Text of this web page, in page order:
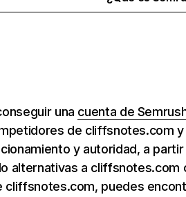
una cuenta de
de cliffsnotes.com
y autoridad, a
alternativas a
cliffsnotes.com, puedes